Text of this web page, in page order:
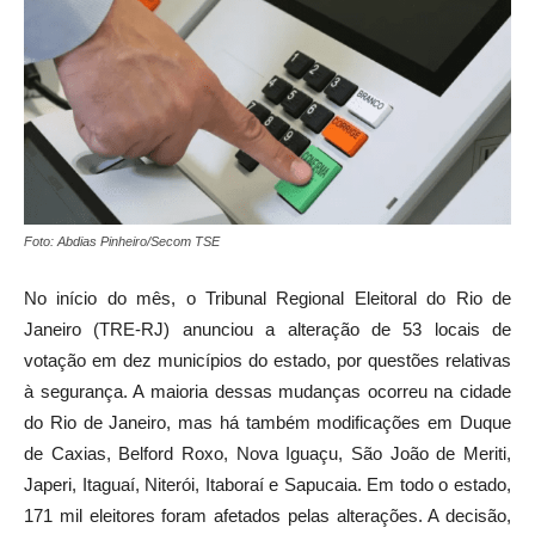
Foto: Abdias Pinheiro/Secom TSE
No início do mês, o Tribunal Regional Eleitoral do Rio de
Janeiro (TRE-RJ) anunciou a alteração de 53 locais de
votação em dez municípios do estado, por questões relativas
à segurança. A maioria dessas mudanças ocorreu na cidade
do Rio de Janeiro, mas há também modificações em Duque
de Caxias, Belford Roxo, Nova Iguaçu, São João de Meriti,
Japeri, Itaguaí, Niterói, Itaboraí e Sapucaia. Em todo o estado,
171 mil eleitores foram afetados pelas alterações. A decisão,